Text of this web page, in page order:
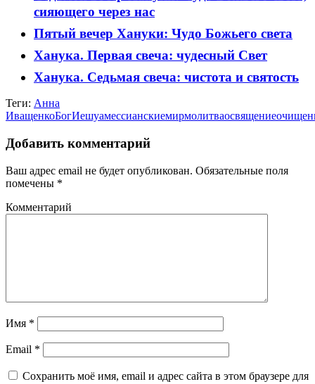
сияющего через нас
Пятый вечер Хануки: Чудо Божьего света
Ханука. Первая свеча: чудесный Свет
Ханука. Седьмая свеча: чистота и святость
Теги: Анна
ИващенкоБогИешуамессианскиемирмолитваосвящение
Добавить комментарий
Ваш адрес email не будет опубликован. Обязательные поля
помечены *
Комментарий
Имя *
Email *
Сохранить моё имя, email и адрес сайта в этом браузере для